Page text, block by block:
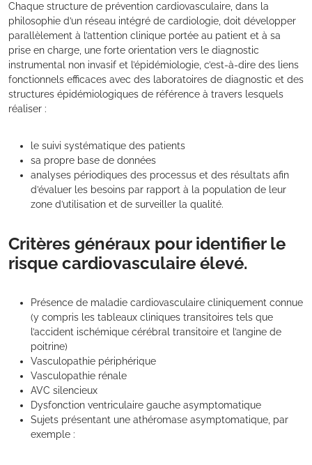
Chaque structure de prévention cardiovasculaire, dans la
philosophie d’un réseau intégré de cardiologie, doit développer
parallèlement à l’attention clinique portée au patient et à sa
prise en charge, une forte orientation vers le diagnostic
instrumental non invasif et l’épidémiologie, c’est-à-dire des liens
fonctionnels efficaces avec des laboratoires de diagnostic et des
structures épidémiologiques de référence à travers lesquels
réaliser :
le suivi systématique des patients
sa propre base de données
analyses périodiques des processus et des résultats afin
d’évaluer les besoins par rapport à la population de leur
zone d’utilisation et de surveiller la qualité.
Critères généraux pour identifier le
risque cardiovasculaire élevé.
Présence de maladie cardiovasculaire cliniquement connue
(y compris les tableaux cliniques transitoires tels que
l’accident ischémique cérébral transitoire et l’angine de
poitrine)
Vasculopathie périphérique
Vasculopathie rénale
AVC silencieux
Dysfonction ventriculaire gauche asymptomatique
Sujets présentant une athéromase asymptomatique, par
exemple :